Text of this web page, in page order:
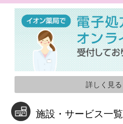
詳しく見る
施設・サービス一覧